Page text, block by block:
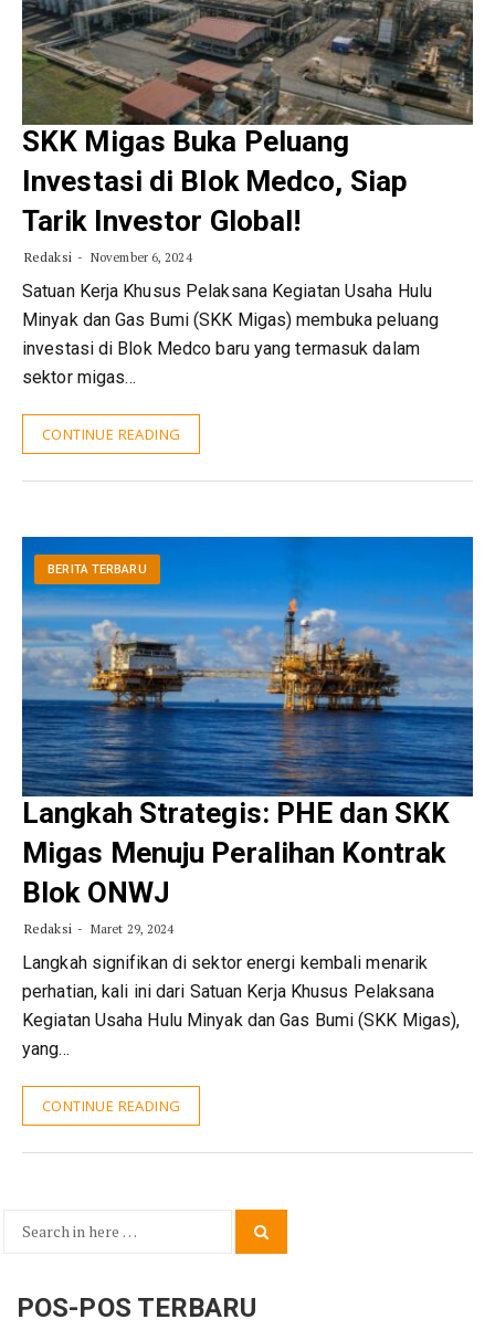
SKK Migas Buka Peluang
Investasi di Blok Medco, Siap
Tarik Investor Global!
Redaksi November 6, 2024
Satuan Kerja Khusus Pelaksana Kegiatan Usaha Hulu
Minyak dan Gas Bumi (SKK Migas) membuka peluang
investasi di Blok Medco baru yang termasuk dalam
sektor migas…
CONTINUE READING
BERITA TERBARU
Langkah Strategis: PHE dan SKK
Migas Menuju Peralihan Kontrak
Blok ONWJ
Redaksi Maret 29, 2024
Langkah signifikan di sektor energi kembali menarik
perhatian, kali ini dari Satuan Kerja Khusus Pelaksana
Kegiatan Usaha Hulu Minyak dan Gas Bumi (SKK Migas),
yang…
CONTINUE READING
Search
POS-POS TERBARU